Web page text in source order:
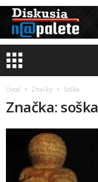
Úvod Značky Soška
Značka: soška